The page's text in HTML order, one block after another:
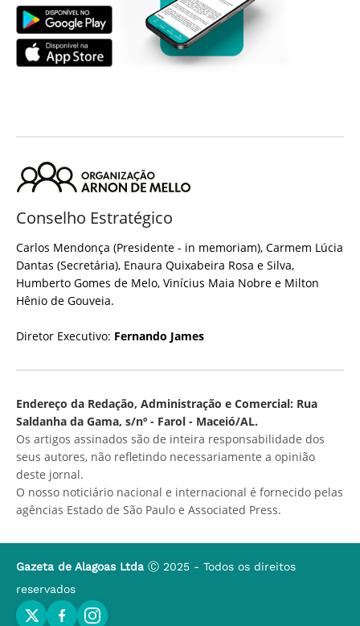
Conselho Estratégico
Carlos Mendonça (Presidente - in memoriam), Carmem Lúcia
Dantas (Secretária), Enaura Quixabeira Rosa e Silva,
Humberto Gomes de Melo, Vinícius Maia Nobre e Milton
Hênio de Gouveia.
Diretor Executivo: Fernando James
Endereço da Redação, Administração e Comercial: Rua
Saldanha da Gama, s/nº - Farol - Maceió/AL.
Os artigos assinados são de inteira responsabilidade dos
seus autores, não refletindo necessariamente a opinião
deste jornal.
O nosso noticiário nacional e internacional é fornecido pelas
agências Estado de São Paulo e Associated Press.
Gazeta de Alagoas Ltda Ⓒ 2025 - Todos os direitos
reservados